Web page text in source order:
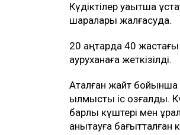
Күдіктілер уақытша
шаралары жалғасуда.
20 қаңтарда 40
ауруханаға жеткізілді.
Аталған жайт бойынша
қылмыстық іс қозғалды.
барлық күштері мен
анықтауға бағытталған